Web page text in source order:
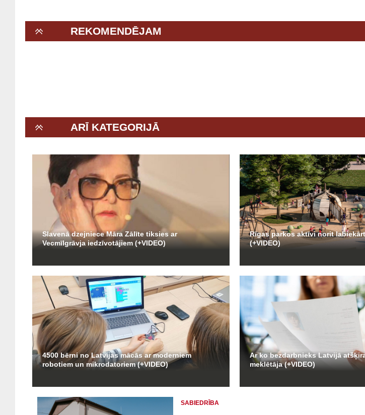
REKOMENDĒJAM
ARĪ KATEGORIJĀ
Slavenā dzejniece Māra Zālīte tiksies ar
Vecmīlgrāvja iedzīvotājiem (+VIDEO)
Rīgas parkos aktīvi norit
(+VIDEO)
4500 bērni no Latvijas mācās ar moderniem
robotiem un mikrodatoriem (+VIDEO)
Ar ko bezdarbnieks Latvijā
meklētāja (+VIDEO)
SABIEDRĪBA